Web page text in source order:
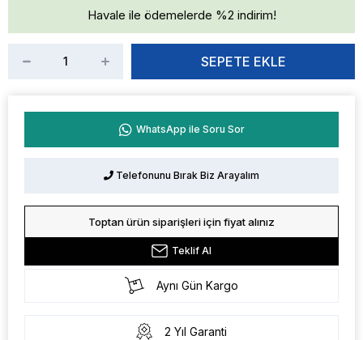
Havale ile ödemelerde %2 indirim!
WhatsApp ile Soru Sor
Telefonunu Bırak Biz Arayalım
Toptan ürün siparişleri için fiyat alınız
Teklif Al
Aynı Gün Kargo
2 Yıl Garanti